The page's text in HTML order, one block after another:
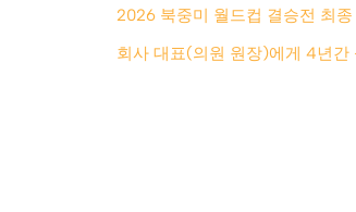
2026 북중미 월드컵 결승전 최
회사 대표(의원 원장)에게 4년